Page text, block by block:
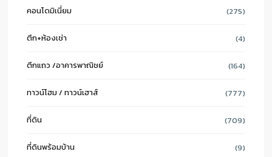
คอนโดมิเนี่ยม (275)
ตึก+ห้องเช่า (4)
ตึกแถว /อาคารพาณิชย์ (164)
ทาวน์โฮม / ทาวน์เฮาส์ (777)
ที่ดิน (709)
ที่ดินพร้อมบ้าน (9)